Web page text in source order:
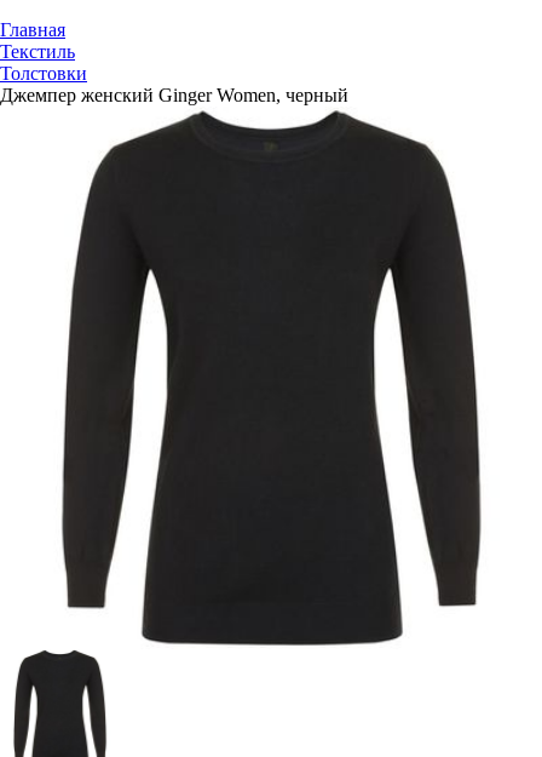
Главная
Текстиль
Толстовки
Джемпер женский Ginger Women, черный